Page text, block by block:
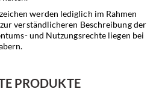
werden lediglich im Rahmen
verständlicheren Beschreibung der
und Nutzungsrechte liegen bei
PRODUKTE